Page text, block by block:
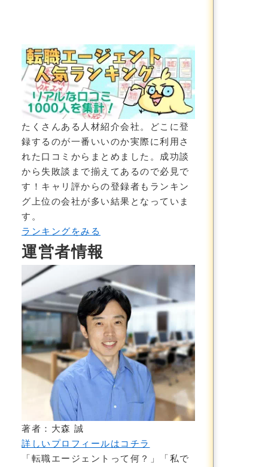
設・不動産専門の転職サイト
たくさんある人材紹介会社。どこに登
録するのが一番いいのか実際に利用さ
れた口コミからまとめました。成功談
から失敗談まで揃えてあるので必見で
す！ キャリ評からの登録者もランキン
グ上位の会社が多い結果 となっていま
す。
ランキングをみる
運営者情報
著者：大森 誠
詳しいプロフィールはコチラ
「転職エージェントって何？」「私で